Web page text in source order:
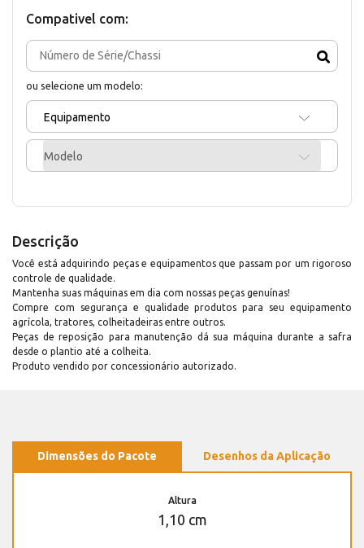
Compativel com:
ou selecione um modelo:
Equipamento
Modelo
Descrição
Você está adquirindo peças e equipamentos que passam por um rigoroso
controle de qualidade.
Mantenha suas máquinas em dia com nossas peças genuínas!
Compre com segurança e qualidade produtos para seu equipamento
agrícola, tratores, colheitadeiras entre outros.
Peças de reposição para manutenção dá sua máquina durante a safra
desde o plantio até a colheita.
Produto vendido por concessionário autorizado.
Dimensões do Pacote Desenhos da Aplicação
Altura
1,10 cm